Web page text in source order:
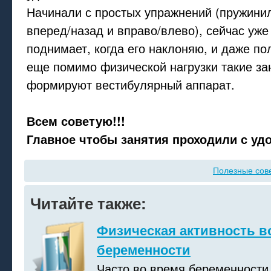
Начинали с простых упражнений
вперед/назад и вправо/влево), сейчас
поднимает, когда его наклоняю, и даже
еще помимо физической нагрузки такие
формируют вестибулярный аппарат.
Всем советую!!!
Главное чтобы занятия проходили с
Полезные
Читайте также:
Физическая активность
беременности